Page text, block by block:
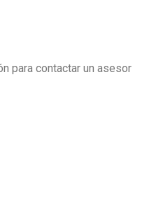
para contactar un asesor